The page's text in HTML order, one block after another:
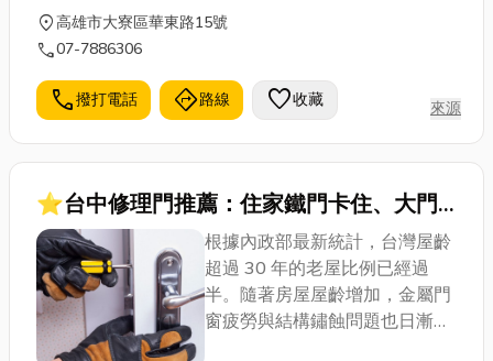
location_on高雄市大寮區華東路15號
call07-7886306
call撥打電話 directions路線 favorite收藏 來源
⭐台中修理門推薦：住家鐵門卡住、大門
下垂怎麼辦？維修費用與不銹鋼工程一次看
根據內政部最新統計，台灣屋齡
超過 30 年的老屋比例已經過
半。隨著房屋屋齡增加，金屬門
窗疲勞與結構鏽蝕問題也日漸明